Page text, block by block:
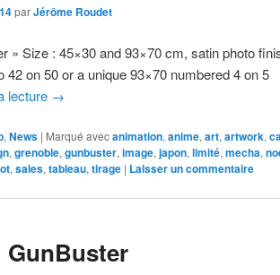
parJérôme Roudet
» Size : 45×30 and 93×70 cm, satin photo
42 on 50 or a unique 93×70 numbered 4 on
lecture →
, News | Marqué avecanimation, anime, art, artwork,
, grenoble, gunbuster, image, japon, limité, mecha,
, sales, tableau, tirage | Laisser un commentaire
GunBuster